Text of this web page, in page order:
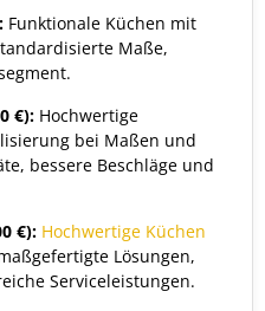
Funktionale Küchen mit
Maße,
€): Hochwertige
bei Maßen und
bessere Beschläge und
€): Hochwertige Küchen
Lösungen,
Serviceleistungen.